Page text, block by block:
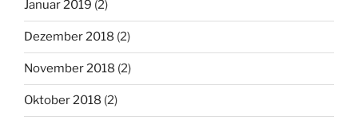
Januar 2019 (2)
Dezember 2018 (2)
November 2018 (2)
Oktober 2018 (2)